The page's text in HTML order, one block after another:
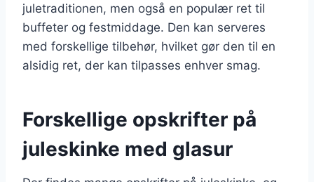
juletraditionen, men også en populær ret til
buffeter og festmiddage. Den kan serveres
med forskellige tilbehør, hvilket gør den til en
alsidig ret, der kan tilpasses enhver smag.
Forskellige opskrifter på
juleskinke med glasur